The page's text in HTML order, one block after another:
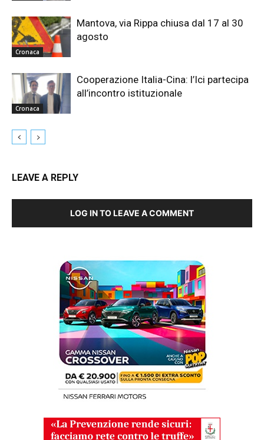
Cronaca
Mantova, via Rippa chiusa dal 17 al 30
agosto
Cronaca
Cooperazione Italia-Cina: l’Ici partecipa
all’incontro istituzionale
LEAVE A REPLY
LOG IN TO LEAVE A COMMENT